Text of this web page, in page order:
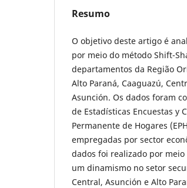
Resumo
O objetivo deste artigo é
por meio do método Shift-
departamentos da Região
Alto Paraná, Caaguazú,
Asunción. Os dados foram
de Estadísticas Encuestas y
Permanente de Hogares
empregadas por sector
dados foi realizado por
um dinamismo no setor
Central, Asunción e Alto